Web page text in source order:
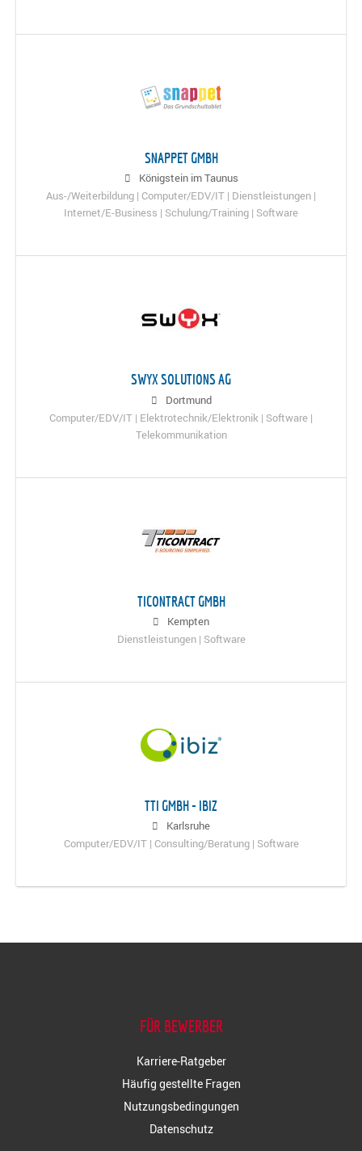
SNAPPET GMBH
Königstein im Taunus
Aus-/Weiterbildung | Computer/EDV/IT | Dienstleistungen |
Internet/E-Business | Schulung/Training | Software
SWYX SOLUTIONS AG
Dortmund
Computer/EDV/IT | Elektrotechnik/Elektronik | Software |
Telekommunikation
TICONTRACT GMBH
Kempten
Dienstleistungen | Software
TTI GMBH - IBIZ
Karlsruhe
Computer/EDV/IT | Consulting/Beratung | Software
FÜR BEWERBER
Karriere-Ratgeber
Häufig gestellte Fragen
Nutzungsbedingungen
Datenschutz